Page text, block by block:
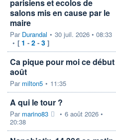
parisiens et ecolos de
salons mis en cause par le
maire
Par Durandal • 30 juil. 2026 • 08:33
• [ 1 - 2 - 3 ]
Ca pique pour moi ce début
août
Par milton5 • 11:35
A qui le tour ?
Par marino83 • 6 août 2026 •
20:38